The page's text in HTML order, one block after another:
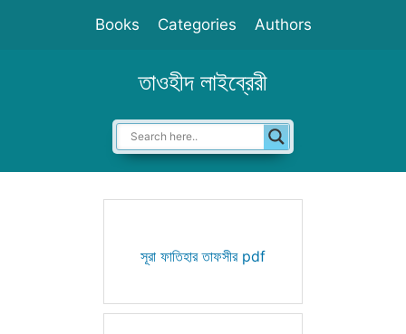
Books Categories Authors
তাওহীদ লাইব্রেরী
সূরা ফাতিহার তাফসীর pdf